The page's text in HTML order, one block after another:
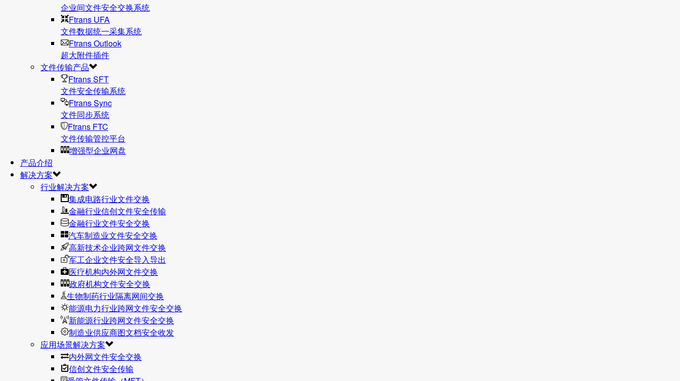
企业间文件安全交换系统
Ftrans UFA
文件数据统⼀采集系统
Ftrans Outlook
超大附件插件
文件传输产品
Ftrans SFT
文件安全传输系统
Ftrans Sync
文件同步系统
Ftrans FTC
文件传输管控平台
增强型企业网盘
产品介绍
解决方案
行业解决方案
集成电路行业文件交换
金融行业信创文件安全传输
金融行业文件安全交换
汽车制造业文件安全交换
高新技术企业跨网文件交换
军工企业文件安全导入导出
医疗机构内外网文件交换
政府机构文件安全交换
生物制药行业隔离网间交换
能源电力行业跨网文件安全交换
新能源行业跨网文件安全交换
制造业供应商图文档安全收发
应用场景解决方案
内外网文件安全交换
信创文件安全传输